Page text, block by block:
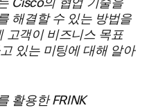
Cisco의 협업 기술을
해결할 수 있는 방법을
고객이 비즈니스 목표
있는 미팅에 대해 알아
활용한 FRINK